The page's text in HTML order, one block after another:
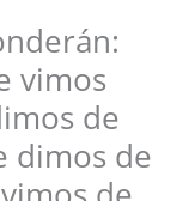
vimos
de
dimos de